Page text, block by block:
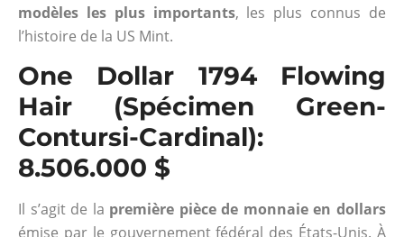
modèles les plus importants, les plus connus de
l’histoire de la US Mint.
One Dollar 1794 Flowing
Hair (Spécimen Green-
Contursi-Cardinal):
8.506.000 $
Il s’agit de la première pièce de monnaie en dollars
émise par le gouvernement fédéral des États-Unis. À